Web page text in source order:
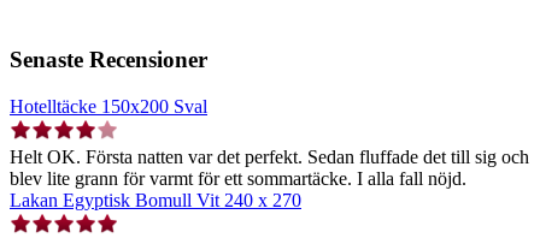
Senaste Recensioner
Hotelltäcke 150x200 Sval
Helt OK. Första natten var det perfekt. Sedan fluffade det till sig och
blev lite grann för varmt för ett sommartäcke. I alla fall nöjd.
Lakan Egyptisk Bomull Vit 240 x 270